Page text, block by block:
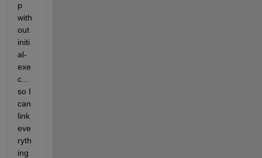
p
with
out
initi
al-
exe
c...
so I
can
link
eve
ryth
ing